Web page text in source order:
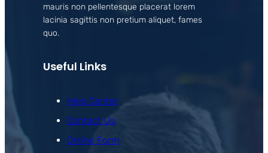
mauris non pellentesque placerat lorem
lacinia sagittis non pretium aliquet, fames
quo.
Useful Links
Help Center
Contact Us
Online Form